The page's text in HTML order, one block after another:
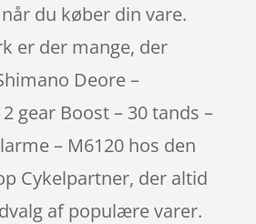
du køber din vare.
er der mange, der
Deore –
gear Boost – 30 tands –
– M6120 hos den
Cykelpartner, der altid
af populære varer.